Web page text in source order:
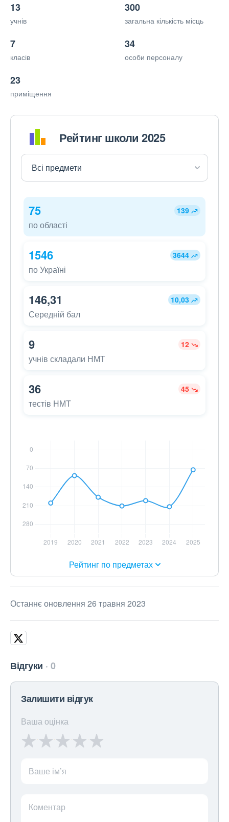
13
учнів
300
загальна кількість місць
7
класів
34
особи персоналу
23
приміщення
Рейтинг школи 2025
75 139
по області
1546 3644
по Україні
146,31 10,03
Середній бал
9 12
учнів складали НМТ
36 45
тестів НМТ
Рейтинг по предметах
Останнє оновлення 26 травня 2023
Відгуки 0
Залишити відгук
Ваша оцінка
Ваше ім’я
Коментар